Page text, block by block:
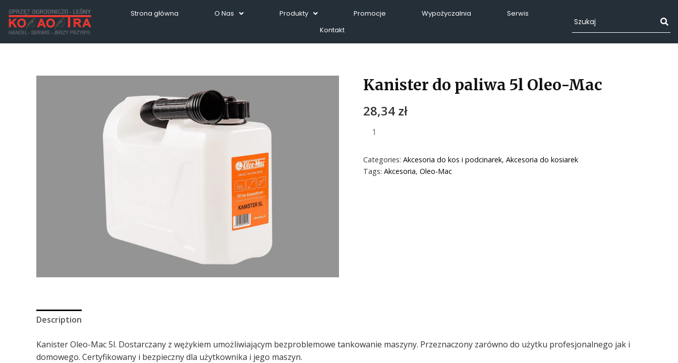
Strona główna O Nas Produkty Promocje Wypożyczalnia
Serwis
Kontakt
Kanister do paliwa 5l Oleo-Mac
28,34 zł
Categories: Akcesoria do kos i podcinarek, Akcesoria do kosiarek
Tags: Akcesoria, Oleo-Mac
Description
Kanister Oleo-Mac 5l. Dostarczany z wężykiem umożliwiającym bezproblemowe tankowanie maszyny. Przeznaczony zarówno do użytku profesjonalnego jak i
domowego. Certyfikowany i bezpieczny dla użytkownika i jego maszyn.